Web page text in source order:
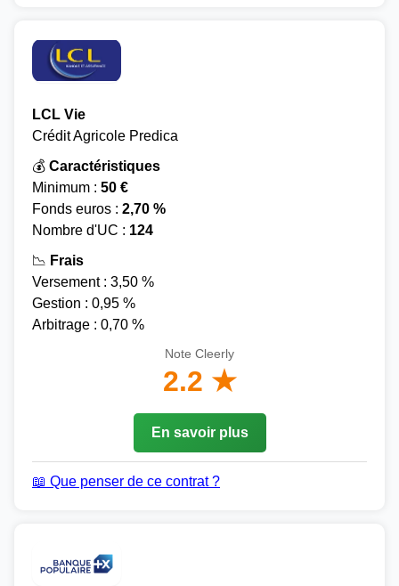
LCL Vie
Crédit Agricole Predica
💰 Caractéristiques
Minimum : 50 €
Fonds euros : 2,70 %
Nombre d'UC : 124
📉 Frais
Versement : 3,50 %
Gestion : 0,95 %
Arbitrage : 0,70 %
Note Cleerly
2.2 ★
En savoir plus
📖 Que penser de ce contrat ?